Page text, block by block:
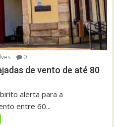
0
de vento de até 80
alerta para a
entre 60...